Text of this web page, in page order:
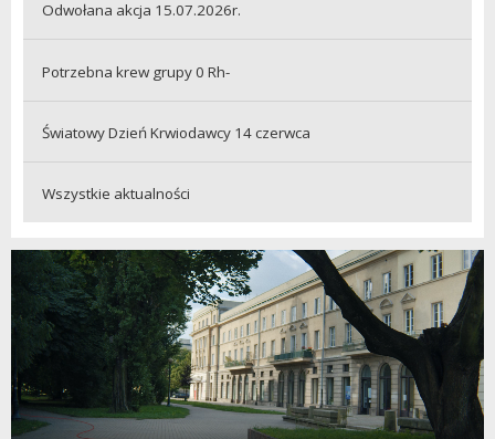
Odwołana akcja 15.07.2026r.
Potrzebna krew grupy 0 Rh-
Światowy Dzień Krwiodawcy 14 czerwca
Wszystkie aktualności